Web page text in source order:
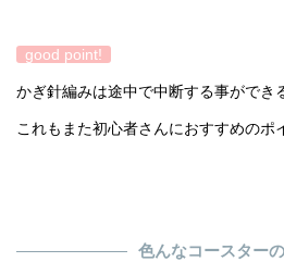
good point!
かぎ針編みは途中で中断する事ができ
これもまた初心者さんにおすすめのポ
色んなコースター